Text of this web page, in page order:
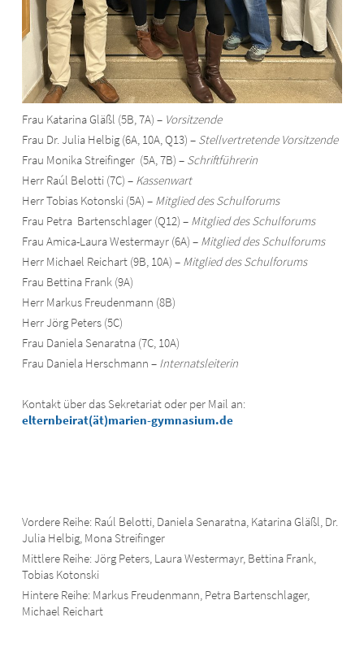
Frau Katarina Gläßl (5B, 7A) – Vorsitzende
Frau Dr. Julia Helbig (6A, 10A, Q13) – Stellvertretende Vorsitzende
Frau Monika Streifinger (5A, 7B) – Schriftführerin
Herr Raúl Belotti (7C) – Kassenwart
Herr Tobias Kotonski (5A) – Mitglied des Schulforums
Frau Petra Bartenschlager (Q12) – Mitglied des Schulforums
Frau Amica-Laura Westermayr (6A) – Mitglied des Schulforums
Herr Michael Reichart (9B, 10A) – Mitglied des Schulforums
Frau Bettina Frank (9A)
Herr Markus Freudenmann (8B)
Herr Jörg Peters (5C)
Frau Daniela Senaratna (7C, 10A)
Frau Daniela Herschmann – Internatsleiterin
Kontakt über das Sekretariat oder per Mail an:
elternbeirat(ät)marien-gymnasium.de
Vordere Reihe: Raúl Belotti, Daniela Senaratna, Katarina Gläßl, Dr.
Julia Helbig, Mona Streifinger
Mittlere Reihe: Jörg Peters, Laura Westermayr, Bettina Frank,
Tobias Kotonski
Hintere Reihe: Markus Freudenmann, Petra Bartenschlager,
Michael Reichart